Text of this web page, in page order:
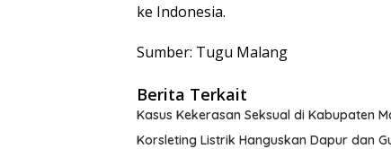
ke Indonesia.
Sumber: Tugu Malang
Berita Terkait
Kasus Kekerasan Seksual di Kabupaten
Korsleting Listrik Hanguskan Dapur dan